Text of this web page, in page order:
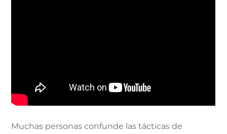
Muchas personas confunde las tácticas de